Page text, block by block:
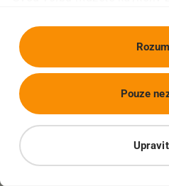
Upravit
Pouze